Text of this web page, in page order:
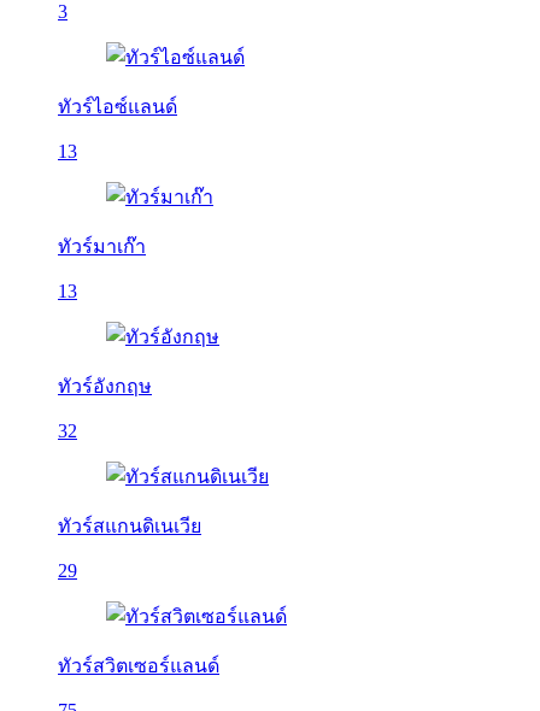
3
ทัวร์ไอซ์แลนด์
13
ทัวร์มาเก๊า
13
ทัวร์อังกฤษ
32
ทัวร์สแกนดิเนเวีย
29
ทัวร์สวิตเซอร์แลนด์